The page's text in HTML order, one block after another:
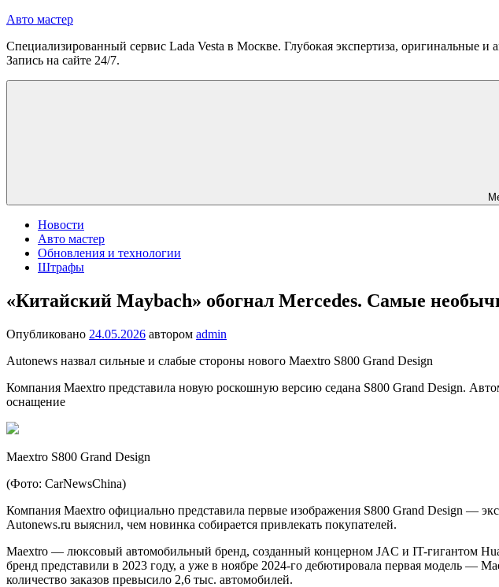
Перейти
содержимому
Авто мастер
Специализированный сервис Lada Vesta в Москве. Глубокая экспертиза, оригинальные
Запись на сайте 24/7.
Новости
Авто мастер
Обновления и технологии
Штрафы
«Китайский Maybach» обогнал Mercedes. Самые
Опубликовано 24.05.2026 автором admin
Autonews назвал сильные и слабые стороны нового Maextro S800 Grand Design
Компания Maextro представила новую роскошную версию седана S800 Grand Design.
оснащение
Maextro S800 Grand Design
(Фото: CarNewsChina)
Компания Maextro официально представила первые изображения S800 Grand Design —
Autonews.ru выяснил, чем новинка собирается привлекать покупателей.
Maextro — люксовый автомобильный бренд, созданный концерном JAC и IT-гигантом
бренд представили в 2023 году, а уже в ноябре 2024-го дебютировала первая модель —
количество заказов превысило 2,6 тыс. автомобилей.